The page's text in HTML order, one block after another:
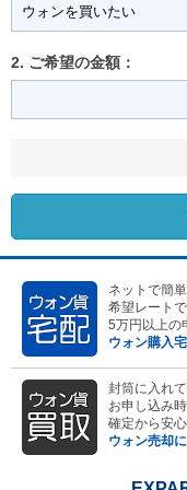
2. ご希望の金額：
ネットで簡
希望レート
5万円以上の
ウォン購入
封筒に入れ
お申し込み
確定から安心
ウォン売却